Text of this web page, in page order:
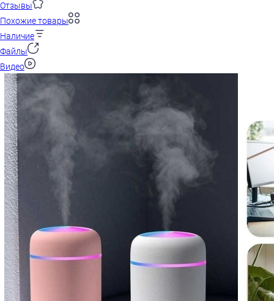
Отзывы
Похожие товары
Наличие
Файлы
Видео